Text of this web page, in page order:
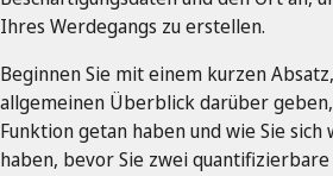
Ihres Werdegangs zu erstellen.
Beginnen Sie mit einem kurzen
allgemeinen Überblick darüber
Funktion getan haben und wie Sie
haben, bevor Sie zwei